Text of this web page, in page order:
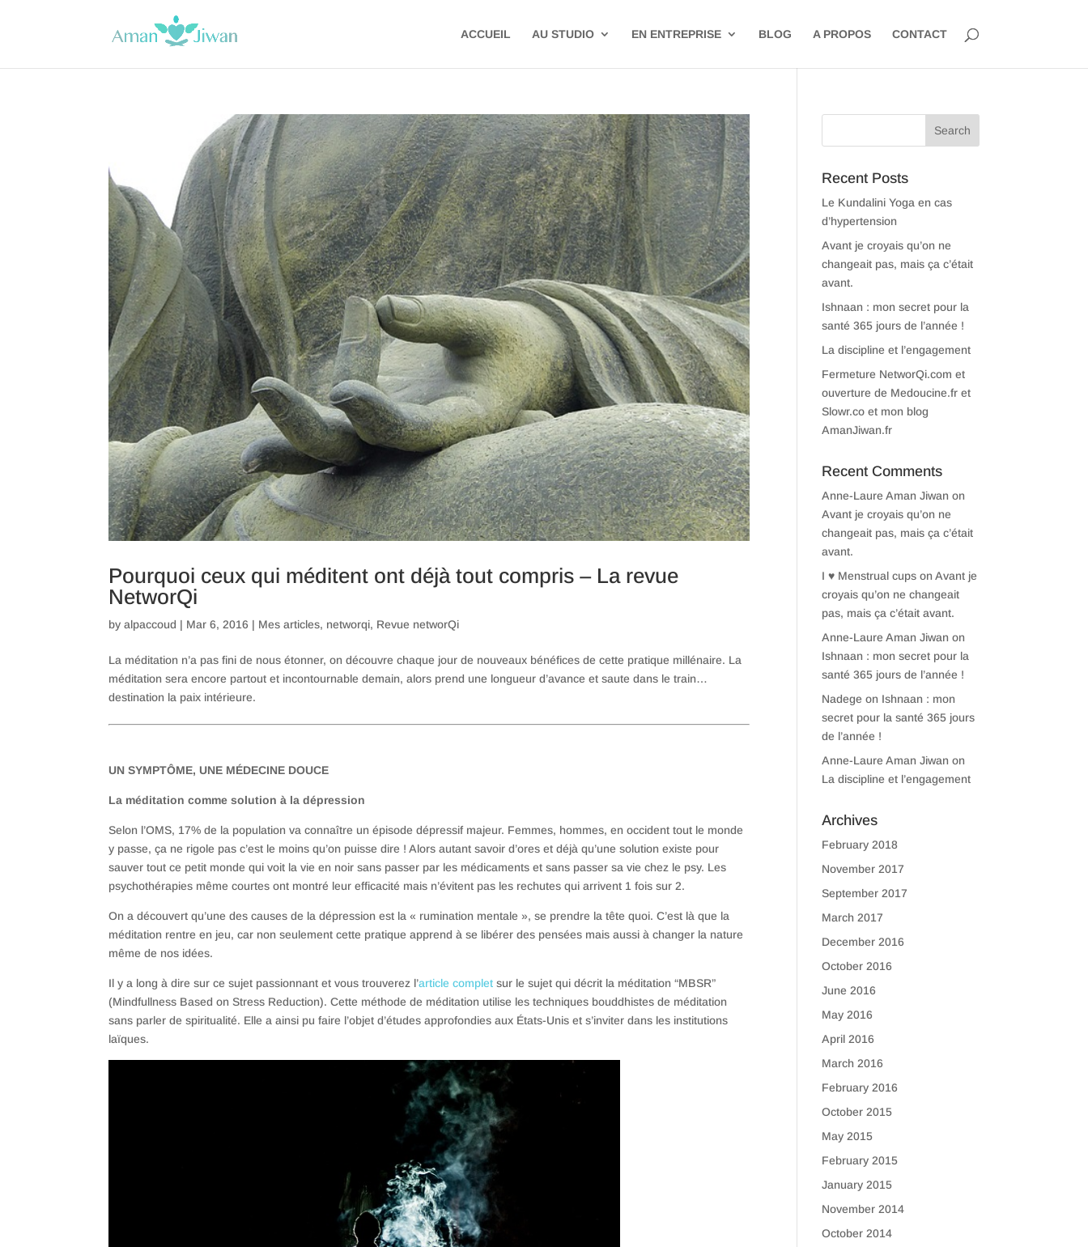
ACCUEIL AU STUDIO EN ENTREPRISE BLOG A PROPOS CONTACT
Pourquoi ceux qui méditent ont déjà tout compris – La revue
NetworQi
byalpaccoud | Mar 6, 2016 | Mes articles, networqi, Revue networQi
La méditation n’a pas fini de nous étonner, on découvre chaque jour de nouveaux bénéfices de cette pratique millénaire. La
méditation sera encore partout et incontournable demain, alors prend une longueur d’avance et saute dans le train…
destination la paix intérieure.
UN SYMPTÔME, UNE MÉDECINE DOUCE
La méditation comme solution à la dépression
Selon l’OMS, 17% de la population va connaître un épisode dépressif majeur. Femmes, hommes, en occident tout le monde
y passe, ça ne rigole pas c’est le moins qu’on puisse dire ! Alors autant savoir d’ores et déjà qu’une solution existe pour
sauver tout ce petit monde qui voit la vie en noir sans passer par les médicaments et sans passer sa vie chez le psy. Les
psychothérapies même courtes ont montré leur efficacité mais n’évitent pas les rechutes qui arrivent 1 fois sur 2.
On a découvert qu’une des causes de la dépression est la « rumination mentale », se prendre la tête quoi. C’est là que la
méditation rentre en jeu, car non seulement cette pratique apprend à se libérer des pensées mais aussi à changer la nature
même de nos idées.
Il y a long à dire sur ce sujet passionnant et vous trouverez l’article complet sur le sujet qui décrit la méditation “MBSR”
(Mindfullness Based on Stress Reduction). Cette méthode de méditation utilise les techniques bouddhistes de méditation
sans parler de spiritualité. Elle a ainsi pu faire l’objet d’études approfondies aux États-Unis et s’inviter dans les institutions
laïques.
Recent Posts
Le Kundalini Yoga en cas
d’hypertension
Avant je croyais qu’on ne
changeait pas, mais ça c’était
avant.
Ishnaan : mon secret pour la
santé 365 jours de l’année !
La discipline et l’engagement
Fermeture NetworQi.com et
ouverture de Medoucine.fr et
Slowr.co et mon blog
AmanJiwan.fr
Recent Comments
Anne-Laure Aman Jiwan on
Avant je croyais qu’on ne
changeait pas, mais ça c’était
avant.
I ♥ Menstrual cups onAvant je
croyais qu’on ne changeait
pas, mais ça c’était avant.
Anne-Laure Aman Jiwan on
Ishnaan : mon secret pour la
santé 365 jours de l’année !
Nadege on Ishnaan : mon
secret pour la santé 365 jours
de l’année !
Anne-Laure Aman Jiwan on
La discipline et l’engagement
Archives
February 2018
November 2017
September 2017
March 2017
December 2016
October 2016
June 2016
May 2016
April 2016
March 2016
February 2016
October 2015
May 2015
February 2015
January 2015
November 2014
October 2014